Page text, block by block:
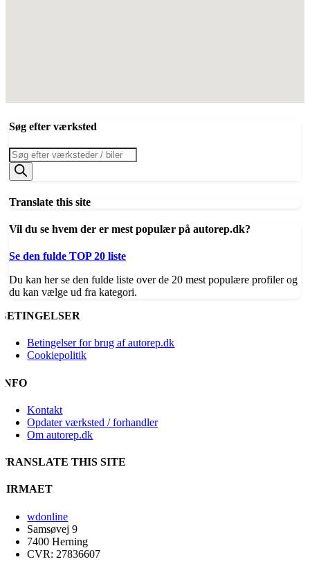
Søg efter værksted
Products
search
Translate this site
Vil du se hvem der er mest populær på autorep.dk?
Se den fulde TOP 20 liste
Du kan her se den fulde liste over de 20 mest populære profiler og
du kan vælge ud fra kategori.
BETINGELSER
Betingelser for brug af autorep.dk
Cookiepolitik
INFO
Kontakt
Opdater værksted / forhandler
Om autorep.dk
TRANSLATE THIS SITE
FIRMAET
wdonline
Samsøvej 9
7400 Herning
CVR: 27836607